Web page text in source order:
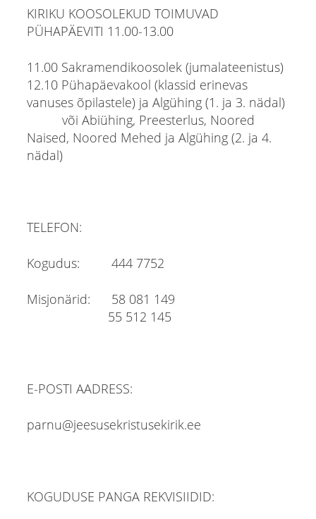
KIRIKU KOOSOLEKUD TOIMUVAD
PÜHAPÄEVITI 11.00-13.00
11.00 Sakramendikoosolek (jumalateenistus)
12.10 Pühapäevakool (klassid erinevas
vanuses õpilastele) ja Algühing (1. ja 3. nädal)
või Abiühing, Preesterlus, Noored
Naised, Noored Mehed ja Algühing (2. ja 4.
nädal)
TELEFON:
Kogudus: 444 7752
Misjonärid: 58 081 149
55 512 145
E-POSTI AADRESS:
parnu@jeesusekristusekirik.ee
KOGUDUSE PANGA REKVISIIDID: